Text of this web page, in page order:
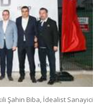
Şahin Biba, İdealist Sanayici